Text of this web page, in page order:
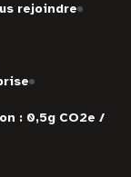
rejoindre
: 0,5g CO2e /